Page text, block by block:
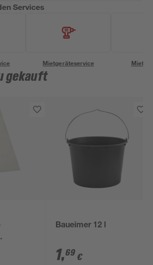
Services
Mietgeräteservice
gekauft
5 m
Baueimer 12 l
1,69 €